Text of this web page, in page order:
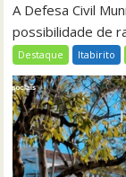
A Defesa Civil
possibilidade de
Destaque Itabirito